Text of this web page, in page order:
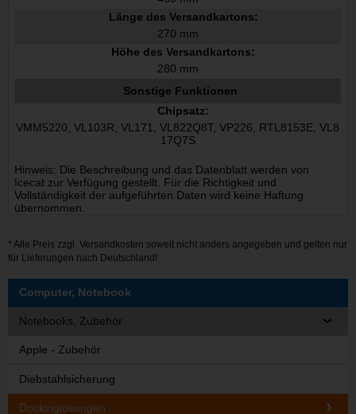
Länge des Versandkartons:
270 mm
Höhe des Versandkartons:
280 mm
Sonstige Funktionen
Chipsatz:
VMM5220, VL103R, VL171, VL822Q8T, VP226, RTL8153E, VL8
17Q7S
Hinweis: Die Beschreibung und das Datenblatt werden von
Icecat zur Verfügung gestellt. Für die Richtigkeit und
Vollständigkeit der aufgeführten Daten wird keine Haftung
übernommen.
* Alle Preis zzgl. Versandkosten soweit nicht anders angegeben und gelten nur
für Lieferungen nach Deutschland!
Computer, Notebook
Notebooks, Zubehör
Apple - Zubehör
Diebstahlsicherung
Dockinglösungen